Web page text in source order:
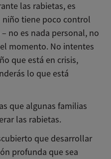
las rabietas, es
tiene poco control
no es nada personal, no
momento. No intentes
que está en crisis,
lo que está
que algunas familias
las rabietas.
que desarrollar
profunda que sea